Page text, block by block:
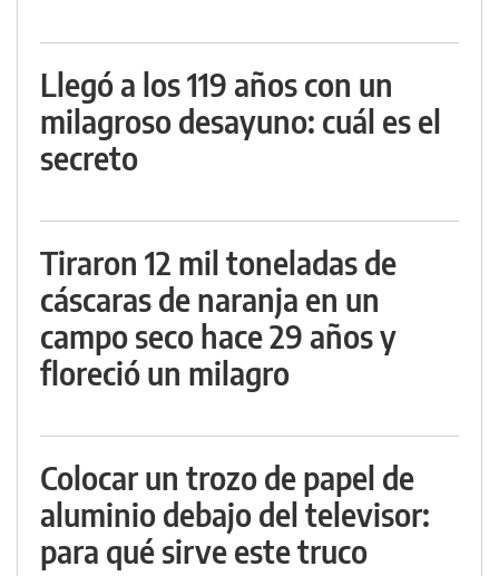
Llegó a los 119 años con un
milagroso desayuno: cuál es el
secreto
Tiraron 12 mil toneladas de
cáscaras de naranja en un
campo seco hace 29 años y
floreció un milagro
Colocar un trozo de papel de
aluminio debajo del televisor:
para qué sirve este truco